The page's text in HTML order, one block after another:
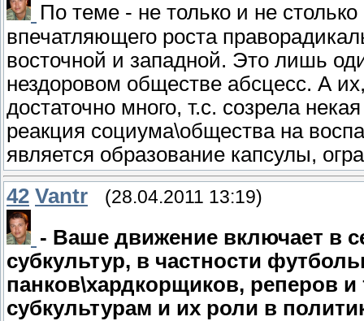
По теме - не только и не
впечатляющего роста
восточной и западной. Это лишь
нездоровом обществе абсцесс. А
достаточно много, т.с. созрела
реакция социума\общества на
является образование капсулы,
42 Vantr (28.04.2011 13:19)
- Ваше движение включает в
субкультур, в частности
панков\хардкорщиков, реперов и
субкультурам и их роли в